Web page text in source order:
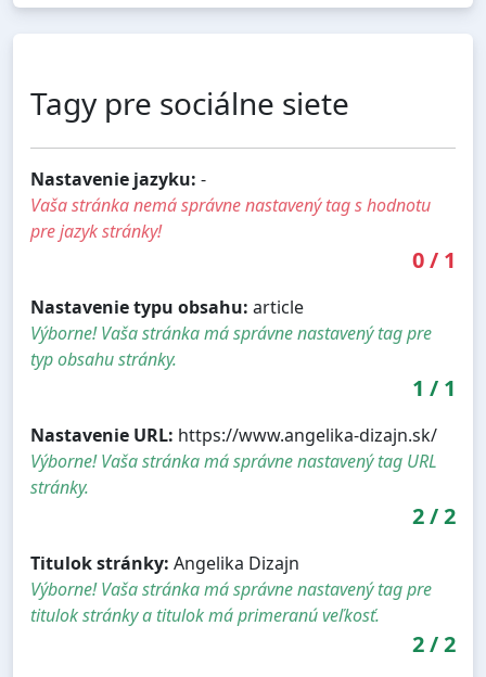
Tagy pre sociálne siete
Nastavenie jazyku: -
Vaša stránka nemá správne nastavený tag s hodnotu
pre jazyk stránky!
0/ 1
Nastavenie typu obsahu: article
Výborne! Vaša stránka má správne nastavený tag pre
typ obsahu stránky.
1 / 1
Nastavenie URL: https://www.angelika-dizajn.sk/
Výborne! Vaša stránka má správne nastavený tag URL
stránky.
2/2
Titulok stránky: Angelika Dizajn
Výborne! Vaša stránka má správne nastavený tag pre
titulok stránky a titulok má primeranú veľkosť.
2/2